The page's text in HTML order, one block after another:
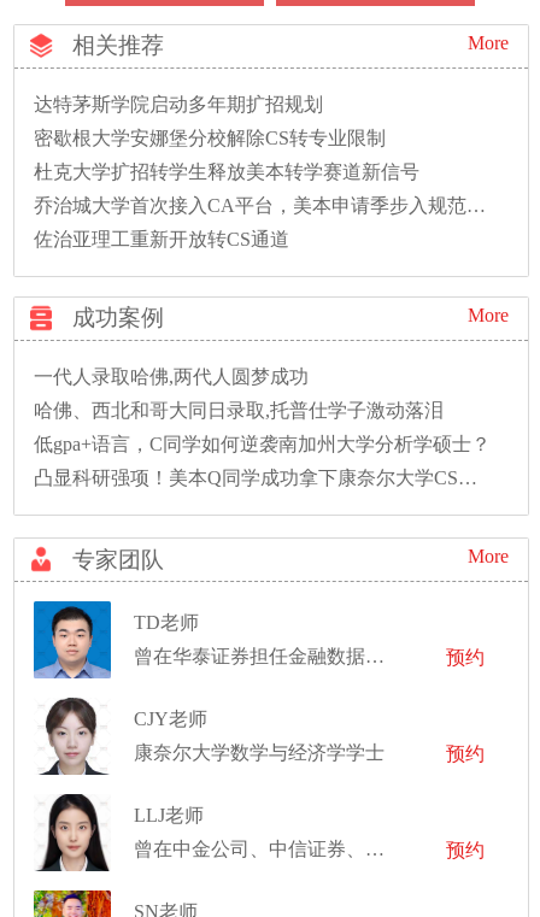
相关推荐 More
达特茅斯学院启动多年期扩招规划
密歇根大学安娜堡分校解除CS转专业限制
杜克大学扩招转学生释放美本转学赛道新信号
乔治城大学首次接入CA平台，美本申请季步入规范新时代
佐治亚理工重新开放转CS通道
成功案例 More
一代人录取哈佛,两代人圆梦成功
哈佛、西北和哥大同日录取,托普仕学子激动落泪
低gpa+语言，C同学如何逆袭南加州大学分析学硕士？
凸显科研强项！美本Q同学成功拿下康奈尔大学CS硕士录取！
专家团队 More
TD老师
曾在华泰证券担任金融数据分析师
预约
CJY老师
康奈尔大学数学与经济学学士
预约
LLJ老师
曾在中金公司、中信证券、中信建投证券、华泰证券、易方达基金等实习
预约
SN老师